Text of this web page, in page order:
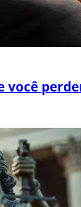
você